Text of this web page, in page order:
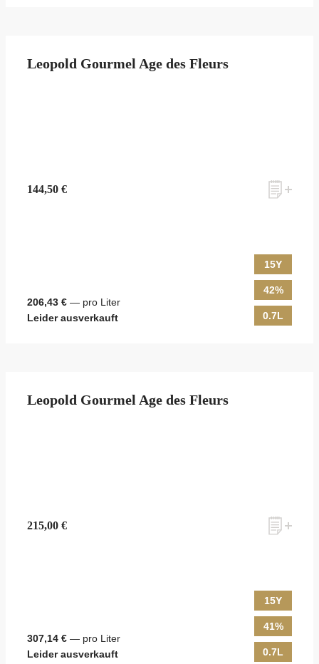
Leopold Gourmel Age des Fleurs
144,50 €
206,43 € — pro Liter
Leider ausverkauft
15Y
42%
0.7L
Leopold Gourmel Age des Fleurs
215,00 €
307,14 € — pro Liter
Leider ausverkauft
15Y
41%
0.7L